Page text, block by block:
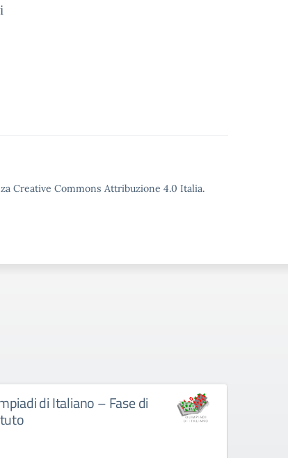
Creative Commons Attribuzione 4.0 Italia.
di Italiano – Fase di